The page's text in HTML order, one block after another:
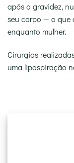
após a gravidez,
seu corpo — o que
enquanto mulher.
Cirurgias
uma lipospiração